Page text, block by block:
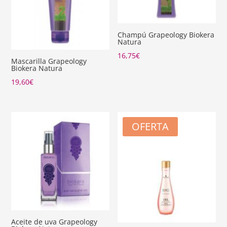
Mascarilla Grapeology
Biokera Natura
19,60€
Champú Grapeology Biokera
Natura
16,75€
Aceite de uva Grapeology
OFERTA